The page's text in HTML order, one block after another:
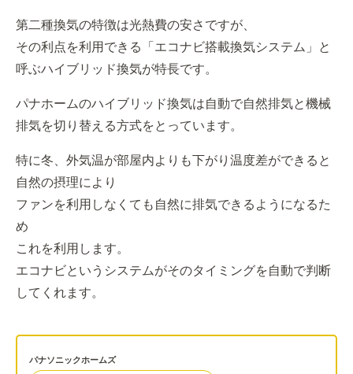
第二種換気の特徴は光熱費の安さですが、
その利点を利用できる「エコナビ搭載換気システム」と
呼ぶハイブリッド換気が特長です。
パナホームのハイブリッド換気は自動で自然排気と機械
排気を切り替える方式をとっています。
特に冬、外気温が部屋内よりも下がり温度差ができると
自然の摂理により
ファンを利用しなくても自然に排気できるようになるた
め
これを利用します。
エコナビというシステムがそのタイミングを自動で判断
してくれます。
パナソニックホームズ